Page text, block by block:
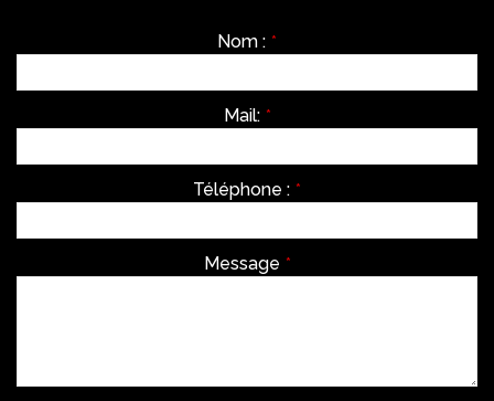
Nom : *
Mail: *
Téléphone : *
Message *